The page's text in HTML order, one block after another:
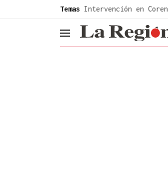
Temas Intervención en Coren
header.menu.open